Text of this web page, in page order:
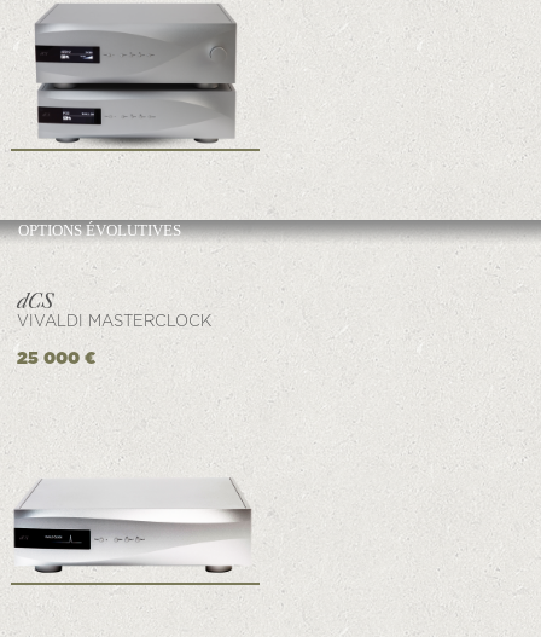
OPTIONS ÉVOLUTIVES
VIVALDI MASTERCLOCK
25 000 €